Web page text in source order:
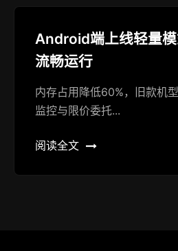
Android端上线轻量
流畅运行
内存占用降低60%，旧款机
监控与限价委托...
阅读全文